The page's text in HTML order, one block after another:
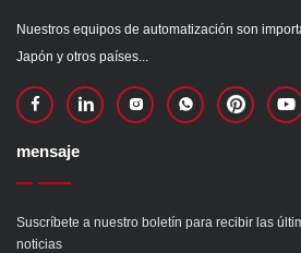
Nuestros equipos de automatización son
Japón y otros países...
mensaje
Suscríbete a nuestro boletín para recibir las
noticias